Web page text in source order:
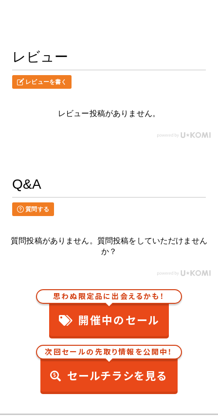
レビュー
レビューを書く
レビュー投稿がありません。
Q&A
質問する
質問投稿がありません。質問投稿をしていただけません
か？
思わぬ限定品に出会えるかも！
開催中のセール
次回セールの先取り情報を公開中！
セールチラシを見る